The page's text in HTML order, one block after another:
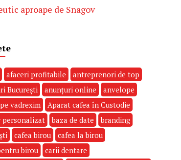
aproape de Snagov
afaceri profitabile
antreprenori de top
București
anunțuri online
anvelope
vadrexim
Aparat cafea în Custodie
personalizat
baza de date
branding
cafea birou
cafea la birou
birou
carii dentare